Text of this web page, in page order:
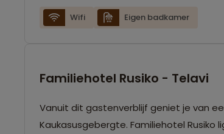
Wifi Eigen badkamer
Familiehotel Rusiko - Telavi
Vanuit dit gastenverblijf geniet je van
Kaukasusgebergte. Familiehotel Rusiko